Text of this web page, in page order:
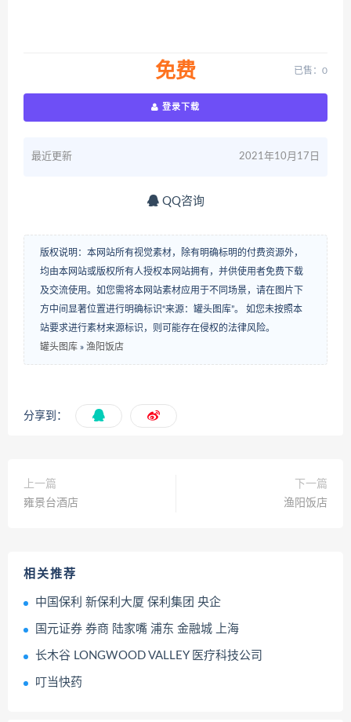
免费 已售：0
登录下载
最近更新 2021年10月17日
QQ咨询
版权说明：本网站所有视觉素材，除有明确标明的付费资源外，
均由本网站或版权所有人授权本网站拥有，并供使用者免费下载
及交流使用。如您需将本网站素材应用于不同场景，请在图片下
方中间显著位置进行明确标识“来源：罐头图库”。 如您未按照本
站要求进行素材来源标识，则可能存在侵权的法律风险。
罐头图库 » 渔阳饭店
分享到：
上一篇
雍景台酒店
下一篇
渔阳饭店
相关推荐
中国保利 新保利大厦 保利集团 央企
国元证券 券商 陆家嘴 浦东 金融城 上海
长木谷 LONGWOOD VALLEY 医疗科技公司
叮当快药